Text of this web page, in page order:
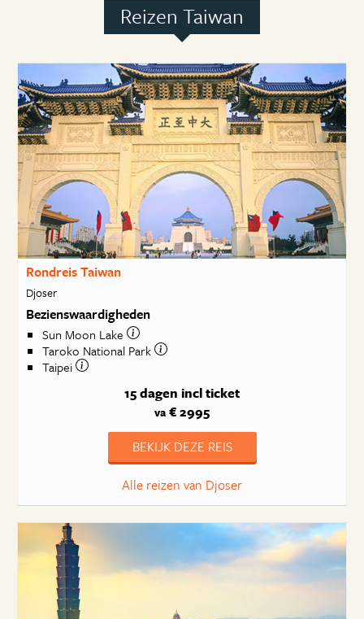
Reizen Taiwan
Rondreis Taiwan
Djoser
Bezienswaardigheden
Sun Moon Lake
Taroko National Park
Taipei
15 dagen incl ticket
va € 2995
BEKIJK DEZE REIS
Alle reizen van Djoser